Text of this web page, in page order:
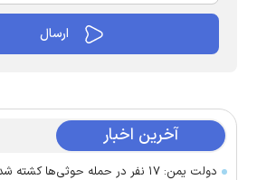
آخرین اخبار
دولت یمن: ۱۷ نفر در حمله حوثی‌ها کشته شدند